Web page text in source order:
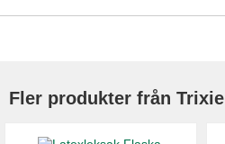
Fler produkter från Trixie